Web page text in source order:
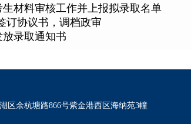
材料审核工作并上报拟录取名单
订协议书，调档政审
录取通知书
区余杭塘路866号紫金港西区海纳苑3幢